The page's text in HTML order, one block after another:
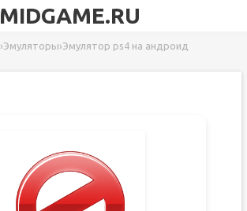
MIDGAME.RU
›Эмуляторы›Эмулятор ps4 на андроид